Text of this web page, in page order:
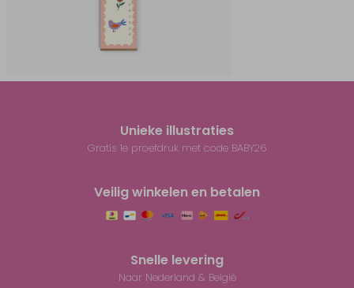
Unieke illustraties
Gratis 1e proefdruk met code BABY26
Veilig winkelen en betalen
Snelle levering
Naar Nederland & België